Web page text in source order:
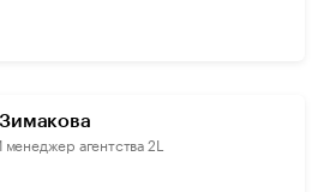
агентства 2L